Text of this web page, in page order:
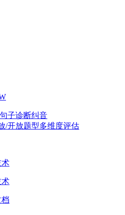
子诊断纠音
/开放题型多维度评估
术
术